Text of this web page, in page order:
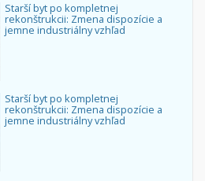
Starší byt po kompletnej
rekonštrukcii: Zmena dispozície a
jemne industriálny vzhľad
Starší byt po kompletnej
rekonštrukcii: Zmena dispozície a
jemne industriálny vzhľad